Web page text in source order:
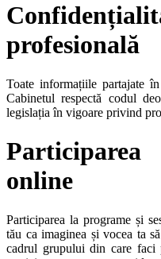
profesională
Toate informațiile partajate
Cabinetul respectă codul
legislația în vigoare privind
online
Participarea la programe și
tău ca imaginea și vocea ta
cadrul grupului din care faci